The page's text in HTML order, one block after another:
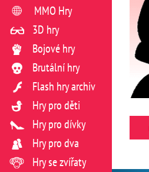
MMO Hry
3D hry
Bojové hry
Brutální hry
Flash hry archiv
Hry pro děti
Hry pro dívky
Hry pro dva
Hry se zvířaty